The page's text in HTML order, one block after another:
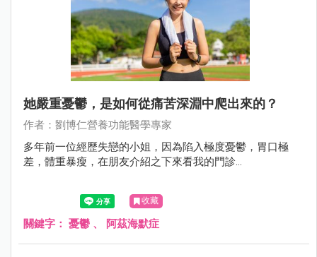
她嚴重憂鬱，是如何從痛苦深淵中爬出來的？
作者：劉博仁營養功能醫學專家
多年前一位經歷失戀的小姐，因為陷入極度憂鬱，胃口極
差，體重暴瘦，在朋友介紹之下來看我的門診...
收藏
關鍵字： 憂鬱 、 阿茲海默症